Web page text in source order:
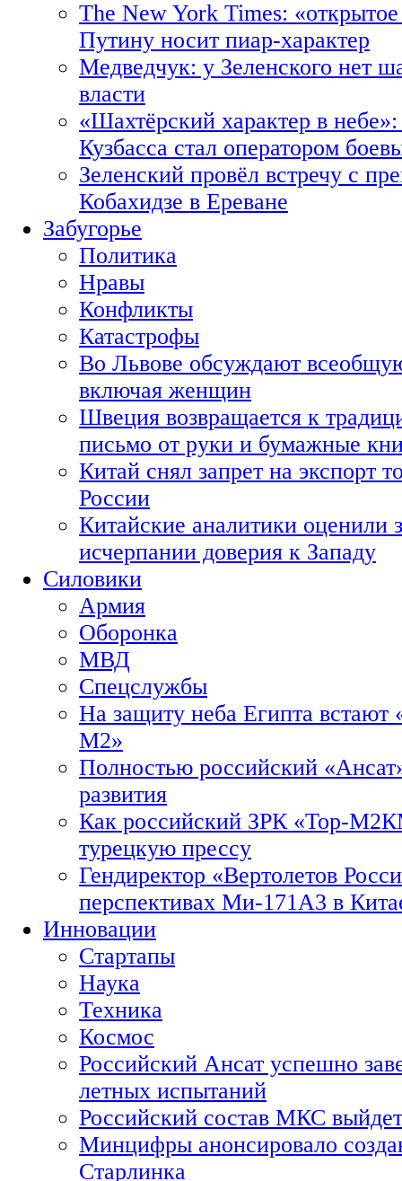
The New York Times:
Путину носит пиар-характер
Медведчук: у Зеленского нет
власти
«Шахтёрский характер в
Кузбасса стал оператором
Зеленский провёл встречу с
Кобахидзе в Ереване
Забугорье
Политика
Нравы
Конфликты
Катастрофы
Во Львове обсуждают
включая женщин
Швеция возвращается к
письмо от руки и бумажные
Китай снял запрет на экспорт
России
Китайские аналитики оценили
исчерпании доверия к Западу
Силовики
Армия
Оборонка
МВД
Спецслужбы
На защиту неба Египта встают
М2»
Полностью российский
развития
Как российский ЗРК «Тор-
турецкую прессу
Гендиректор «Вертолетов
перспективах Ми-171А3 в
Инновации
Стартапы
Наука
Техника
Космос
Российский Ансат успешно
летных испытаний
Российский состав МКС
Минцифры анонсировало
Старлинка